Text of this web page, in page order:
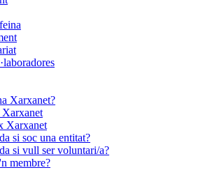
Xarxanet?
Xarxanet
si soc una entitat?
si vull ser voluntari/a?
membre?